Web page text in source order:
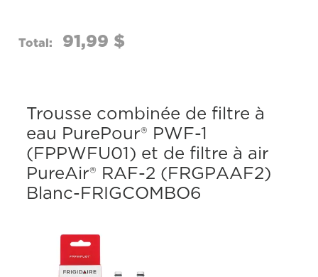
Total: 91,99 $
Trousse combinée de filtre à
eau PurePour® PWF-1
(FPPWFU01) et de filtre à air
PureAir® RAF-2 (FRGPAAF2)
Blanc-FRIGCOMBO6